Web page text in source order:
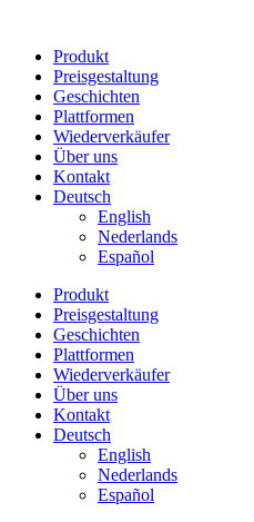
springenProdukt
Preisgestaltung
Geschichten
Plattformen
Wiederverkäufer
Über uns
Kontakt
Deutsch
English
Nederlands
Español
Produkt
Preisgestaltung
Geschichten
Plattformen
Wiederverkäufer
Über uns
Kontakt
Deutsch
English
Nederlands
Español